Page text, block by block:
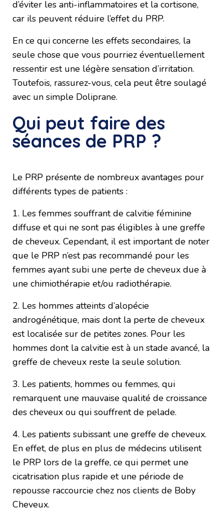
d’éviter les anti-inflammatoires et la cortisone,
car ils peuvent réduire l’effet du PRP.
En ce qui concerne les effets secondaires, la
seule chose que vous pourriez éventuellement
ressentir est une légère sensation d’irritation.
Toutefois, rassurez-vous, cela peut être soulagé
avec un simple Doliprane.
Qui peut faire des
séances de PRP ?
Le PRP présente de nombreux avantages pour
différents types de patients :
1. Les femmes souffrant de calvitie féminine
diffuse et qui ne sont pas éligibles à une greffe
de cheveux. Cependant, il est important de noter
que le PRP n’est pas recommandé pour les
femmes ayant subi une perte de cheveux due à
une chimiothérapie et/ou radiothérapie.
2. Les hommes atteints d’alopécie
androgénétique, mais dont la perte de cheveux
est localisée sur de petites zones. Pour les
hommes dont la calvitie est à un stade avancé, la
greffe de cheveux reste la seule solution.
3. Les patients, hommes ou femmes, qui
remarquent une mauvaise qualité de croissance
des cheveux ou qui souffrent de pelade.
4. Les patients subissant une greffe de cheveux.
En effet, de plus en plus de médecins utilisent
le PRP lors de la greffe, ce qui permet une
cicatrisation plus rapide et une période de
repousse raccourcie chez nos clients de Boby
Cheveux.